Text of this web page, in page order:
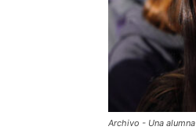
Archivo - Una